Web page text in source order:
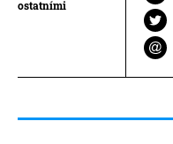
ostatními